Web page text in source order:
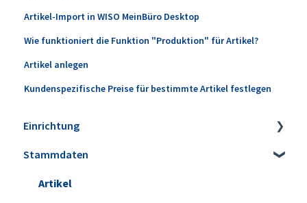
Artikel-Import in WISO MeinBüro Desktop
Wie funktioniert die Funktion "Produktion" für Artikel?
Artikel anlegen
Kundenspezifische Preise für bestimmte Artikel festlegen
Einrichtung
Installation
Erweiterungen
Stammdaten
Artikel